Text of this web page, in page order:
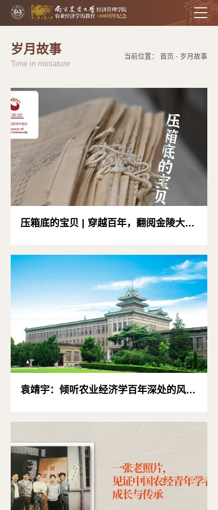
岁月故事
Time in miniature
当前位置： 首页 - 岁月故事
压箱底的宝贝 | 穿越百年，翻阅金陵大学农经调查表
袁靖宇：倾听农业经济学百年深处的风沙驼铃